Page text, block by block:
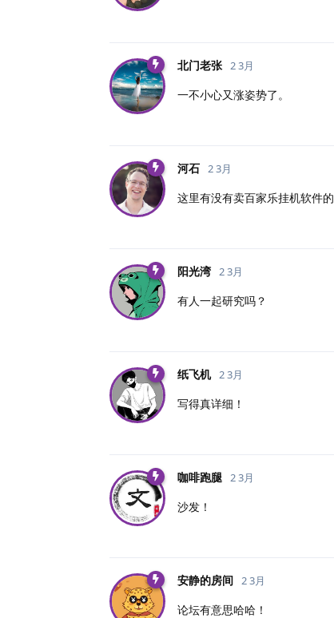
北门老张 2 3月
一不小心又涨姿势了。
河石 2 3月
这里有没有卖百家乐挂机软件的
阳光湾 2 3月
有人一起研究吗？
纸飞机 2 3月
写得真详细！
咖啡跑腿 2 3月
沙发！
安静的房间 2 3月
论坛有意思哈哈！